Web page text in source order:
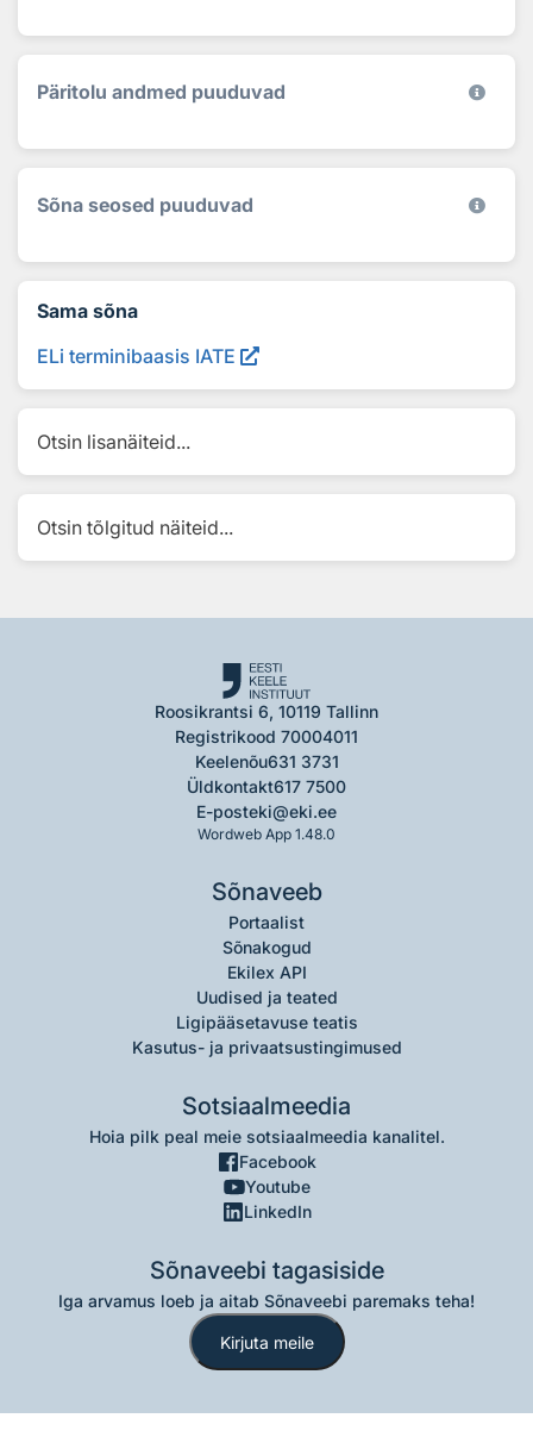
Päritolu andmed puuduvad
Sõna seosed puuduvad
Sama sõna
ELi terminibaasis IATE
Otsin lisanäiteid...
Otsin tõlgitud näiteid...
Roosikrantsi 6, 10119 Tallinn
Registrikood 70004011
Keelenõu631 3731
Üldkontakt617 7500
E-posteki@eki.ee
Wordweb App 1.48.0
Sõnaveeb
Portaalist
Sõnakogud
Ekilex API
Uudised ja teated
Ligipääsetavuse teatis
Kasutus- ja privaatsustingimused
Sotsiaalmeedia
Hoia pilk peal meie sotsiaalmeedia kanalitel.
Facebook
Youtube
LinkedIn
Sõnaveebi tagasiside
Iga arvamus loeb ja aitab Sõnaveebi paremaks teha!
Kirjuta meile